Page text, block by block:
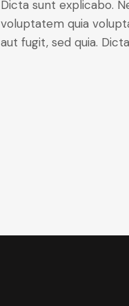
Dicta sunt explicabo.
voluptatem quia
aut fugit, sed quia.